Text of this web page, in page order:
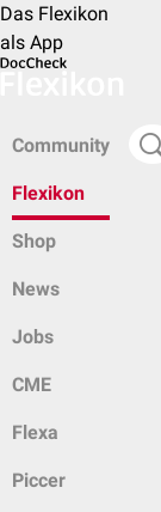
Das Flexikon
als App
Community
Flexikon
Shop
News
Jobs
CME
Flexa
Piccer